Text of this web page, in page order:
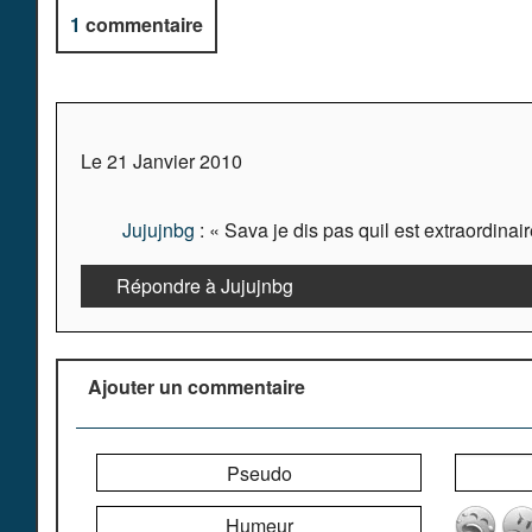
1 commentaire
Le 21 Janvier 2010
Jujujnbg : « Sava je dis pas quil est
Répondre à Jujujnbg
Ajouter un commentaire
Pseudo
Humeur